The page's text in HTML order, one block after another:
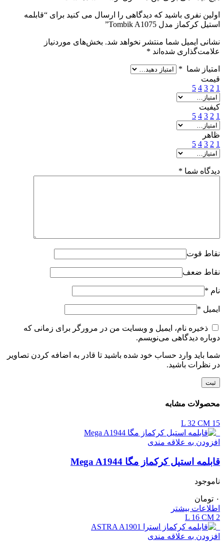
اولین نفری باشید که دیدگاهی را ارسال می کنید برای “قابلمه
استیل کرکماز مدل Tombik A1075”
نشانی ایمیل شما منتشر نخواهد شد. بخش‌های موردنیاز
علامت‌گذاری شده‌اند *
امتیاز شما *
قیمت
1
2
3
4
5
کیفیت
1
2
3
4
5
ظاهر
1
2
3
4
5
دیدگاه شما *
نقاط قوت
نقاط ضعف
نام *
ایمیل *
ذخیره نام، ایمیل و وبسایت من در مرورگر برای زمانی که
دوباره دیدگاهی می‌نویسم.
شما باید وارد حساب خود شده باشید تا قادر به اضافه کردن تصاویر
در نظرات باشید.
محصولات مشابه
15 L
32 CM
افزودن به علاقه مندی
قابلمه استیل کرکماز مگا Mega A1944
ناموجود
۰ تومان
اطلاعات بیشتر
2 L
16 CM
افزودن به علاقه مندی